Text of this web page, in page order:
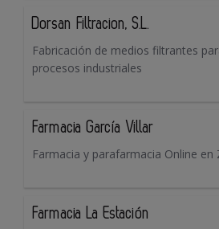
Dorsan Filtracion, S.L.
Fabricación de medios filtrantes
procesos industriales
Farmacia García Villar
Farmacia y parafarmacia Online en
Farmacia La Estación